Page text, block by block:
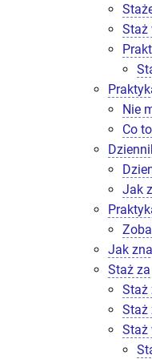
Staż
Nie
Co
Jak
Jak
Staż
Staż
Staż
Staż